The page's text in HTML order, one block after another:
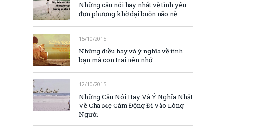
Những câu nói hay nhất về tình yêu
đơn phương khờ dại buồn não nề
15/10/2015
Những điều hay và ý nghĩa về tình
bạn mà con trai nên nhớ
12/10/2015
Những Câu Nói Hay Và Ý Nghĩa Nhất
Về Cha Mẹ Cảm Động Đi Vào Lòng
Người